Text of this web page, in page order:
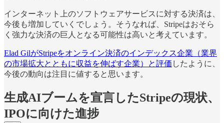
インターネット上のソフトウェアサービスに対する決済は、
今後も増加していくでしょう。そうなれば、Stripeはおそら
く強力な決済の巨人となる可能性は高いと考えています。
Elad GilがStripeをオンライン決済のインデックス企業（業界
の市場拡大とともに収益を伸ばす企業）と評価 したように、
今後の動向は注目に値すると思います。
生成AIブームを宣言したStripeの現状、
IPOに向けた進捗